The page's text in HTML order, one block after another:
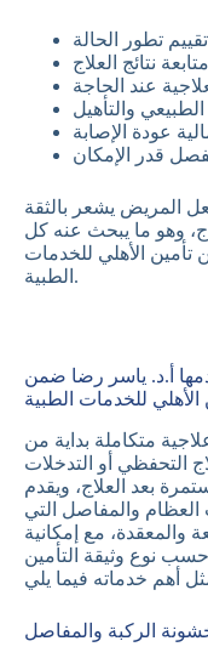
المريض يشعر بالثقة
وهو ما يبحث عنه كل
الأهلي للخدمات
الطبية.
أ.د. ياسر رضا ضمن
الأهلي للخدمات الطبية
متكاملة بداية من
التحفظي أو التدخلات
بعد العلاج، ويقدم
والمفاصل التي
والمعقدة، مع إمكانية
حسب نوع وثيقة التأمين
الركبة والمفاصل